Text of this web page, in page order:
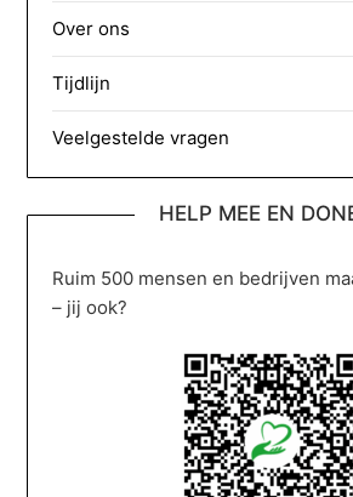
Over ons
Tijdlijn
Veelgestelde vragen
HELP MEE EN
Ruim 500 mensen en bedrijven
– jij ook?